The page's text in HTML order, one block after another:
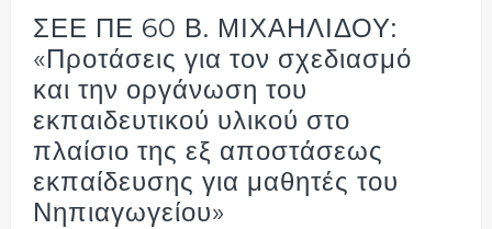
ΣΕΕ ΠΕ 60 Β. ΜΙΧΑΗΛΙΔΟΥ:
«Προτάσεις για τον σχεδιασμό
και την οργάνωση του
εκπαιδευτικού υλικού στο
πλαίσιο της εξ αποστάσεως
εκπαίδευσης για μαθητές του
Νηπιαγωγείου»